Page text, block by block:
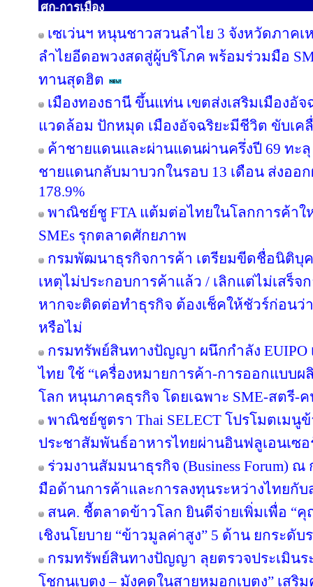
ศก-การเมือง
เซเว่นฯ หนุนชาวสวนลำไย 3 จังหวัดภาค
ลำไยอีดอพวงสดสู่ผู้บริโภค พร้อมร่วมมือ
ทานสุดฮิต
เมืองทองธานี ขึ้นแท่น เขตส่งเสริมเมืองอั
แวดล้อม ปักหมุด เมืองอัจฉริยะมีชีวิต ขับเค
ค้าชายแดนและผ่านแดนผ่านครึ่งปี 69 ทะลุ
ชายแดนกลับมาบวกในรอบ 13 เดือน ส่งออ
178.9%
พาณิชย์ชู FTA แต้มต่อไทยในโลกการค้าใ
SMEs รุกตลาดศักยภาพ
กรมพัฒนาธุรกิจการค้า เตรียมขีดชื่อนิติบุ
เหตุไม่ประกอบการค้าแล้ว / เลิกแต่ไม่เสร็
หากจะติดต่อทำธุรกิจ ต้องเช็คให้ชัวร์ก่อนว่
หรือไม่
กรมทรัพย์สินทางปัญญา ผนึกกำลัง EUIPO
ไทย ใช้ “เครื่องหมายการค้า-การออกแบบ
โลก หนุนภาคธุรกิจ โดยเฉพาะ SME-สตรี-
พาณิชย์ชูตรา Thai SELECT โปรโมตเมนู
ประชาสัมพันธ์อาหารไทยผ่านอินฟลูเอนเซ
ร่วมงานสัมมนาธุรกิจ (Business Forum)
มือด้านการค้าและการลงทุนระหว่างไทยกั
สนค. ชี้ตลาดข้าวโลก ยินดีจ่ายเพิ่มเพื่อ “
เชิงนโยบาย “ข้าวมูลค่าสูง” 5 ด้าน ยกระดับ
กรมทรัพย์สินทางปัญญา ลุยตรวจประเมิน
โชกุนเบตง – มังคุดในสายหมอกเบตง” เส